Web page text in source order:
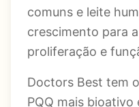
comuns e leite
crescimento para
proliferação e
Doctors Best tem
PQQ mais